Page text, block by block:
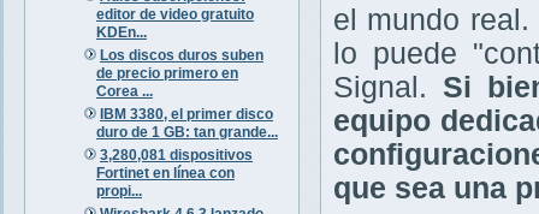
editor de video gratuito
KDEn...
Los discos duros suben
de precio primero en
Corea ...
IBM 3380, el primer disco
duro de 1 GB: tan grande...
3,280,081 dispositivos
Fortinet en línea con
propi...
el mundo
lo puede
Signal. Si
equipo
que sea una